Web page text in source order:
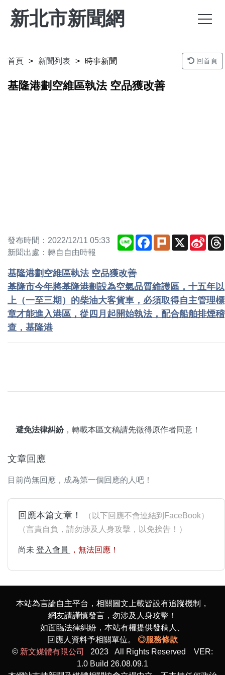
新北市新聞網
首頁 新聞列表 時事新聞 回首頁
基隆港劃空維區執法 空品獲改善
發布時間：2022/12/11 05:33
新聞出處：轉自自由時報
Line Facebook
Plurk X
Sina
基隆港劃空維區執法 空品獲改善
基隆市今年將基隆港劃設為空氣品質維護區，十五年以
上（一至三期）的柴油大客貨車，必須取得自主管理標
章才能進入港區，從四月起開始執法，配合船舶排煙稽
查，基隆港
避免法律糾紛，轉載本區文稿請先徵得原作者同意！
文章回應
目前尚無回應，成為第一個回應的人吧！
回應本篇文章！
（以下回應不會連結到FaceBook）
（言責自負，請勿涉及人身攻擊，以免挨告！）
尚未 登入會員 ，無法回應！
本站為言論自主平台，相關圖文上載皆設有追蹤機制，
網友請謹慎發言，勿涉及人身攻擊！
如面臨法律糾紛，本站有權提供發稿人、
回應人資料予相關單位。 ◎服務條款
© 新文媒體有限公司
2023 All Rights Reserved VER:
1.0 Build 26.08.09.1